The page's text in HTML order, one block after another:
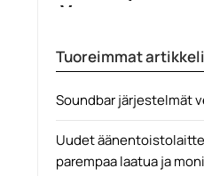
Vengeance-m...
Alder...
Tuoreimmat
Soundbar järjestelmät
Uudet
parempaa laatua ja